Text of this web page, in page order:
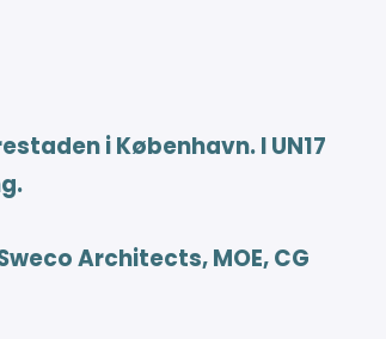
i København. I UN17
Architects, MOE, CG